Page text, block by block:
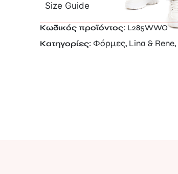
Size Guide
Κωδικός προϊόντος: L285WWO
Κατηγορίες: Φόρμες, Lina & Rene,